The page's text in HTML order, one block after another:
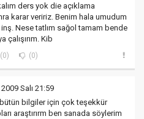
ders yok die açıklama
karar veririz. Benim hala umudum
Nese tatlım sağol tamam bende
çalışırım. Kib
(0) (0)
Salı 21:59
bütün bilgiler için çok teşekkür
araştırırm ben sanada söylerim